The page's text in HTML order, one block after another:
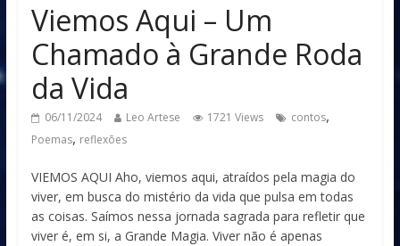
Viemos Aqui – Um
Chamado à Grande Roda
da Vida
06/11/2024 Leo Artese 1721 Views contos,
Poemas, reflexões
VIEMOS AQUI Aho, viemos aqui, atraídos pela magia do
viver, em busca do mistério da vida que pulsa em todas
as coisas. Saímos nessa jornada sagrada para refletir que
viver é, em si, a Grande Magia. Viver não é apenas